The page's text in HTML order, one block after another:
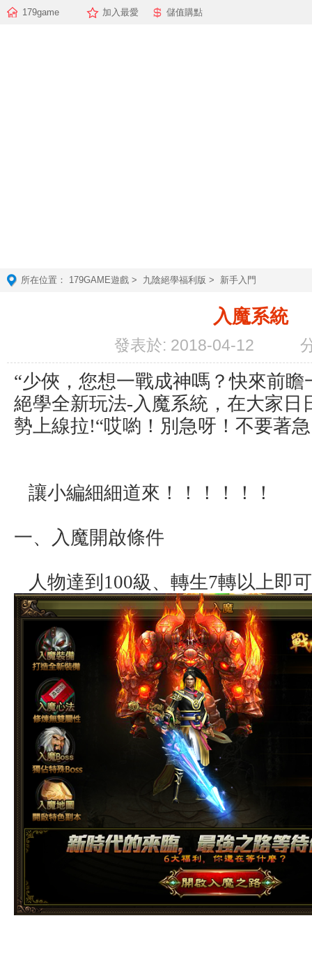
179game 加入最愛 儲值購點
所在位置： 179GAME遊戲 > 九陰絕學福利版 > 新手入門
入魔系統
發表於: 2018-04-12
“少俠，您想一戰成神嗎？快來前
絕學全新玩法-入魔系統，在大家日
勢上線拉!“哎喲！別急呀！不要
讓小編細細道來！！！！！！
一、入魔開啟條件
人物達到100級、轉生7轉以上即